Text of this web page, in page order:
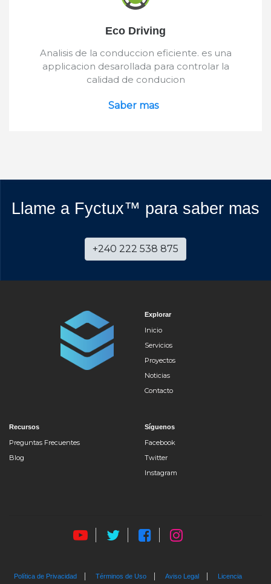
Eco Driving
Analisis de la conduccion eficiente. es una
applicacion desarollada para controlar la
calidad de conducion
Saber mas
Llame a Fyctux™ para saber mas
+240 222 538 875
Explorar
Inicio
Servicios
Proyectos
Noticias
Contacto
Recursos
Preguntas Frecuentes
Blog
Síguenos
Facebook
Twitter
Instagram
Política de Privacidad Términos de Uso Aviso Legal Licencia